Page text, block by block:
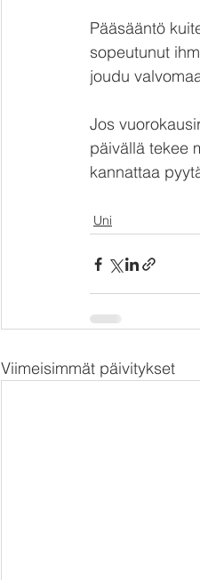
Pääsääntö
sopeutunut
joudu
Jos
päivällä tekee
kannattaa
Uni
Viimeisimmät päivitykset